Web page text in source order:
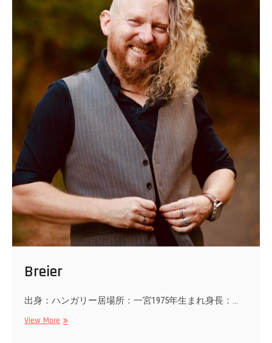
Breier
出身：ハンガリー居場所：一宮1975年生まれ身長：…
View More Breier